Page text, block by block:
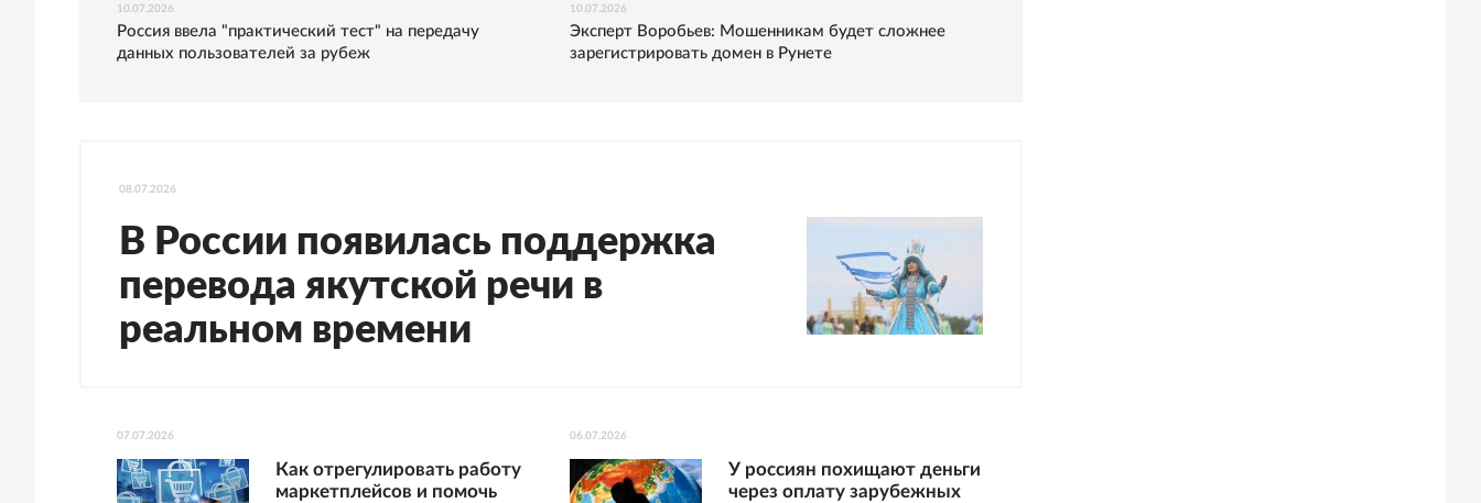
10.07.2026
Россия ввела "практический тест" на передачу
данных пользователей за рубеж
10.07.2026
Эксперт Воробьев: Мошенникам будет сложнее
зарегистрировать домен в Рунете
08.07.2026
В России появилась поддержка
перевода якутской речи в
реальном времени
07.07.2026
Как отрегулировать работу
маркетплейсов и помочь
06.07.2026
У россиян похищают деньги
через оплату зарубежных